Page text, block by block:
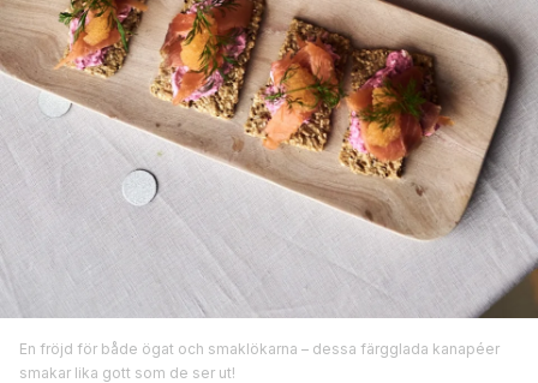
En fröjd för både ögat och smaklökarna – dessa färgglada kanapéer
smakar lika gott som de ser ut!